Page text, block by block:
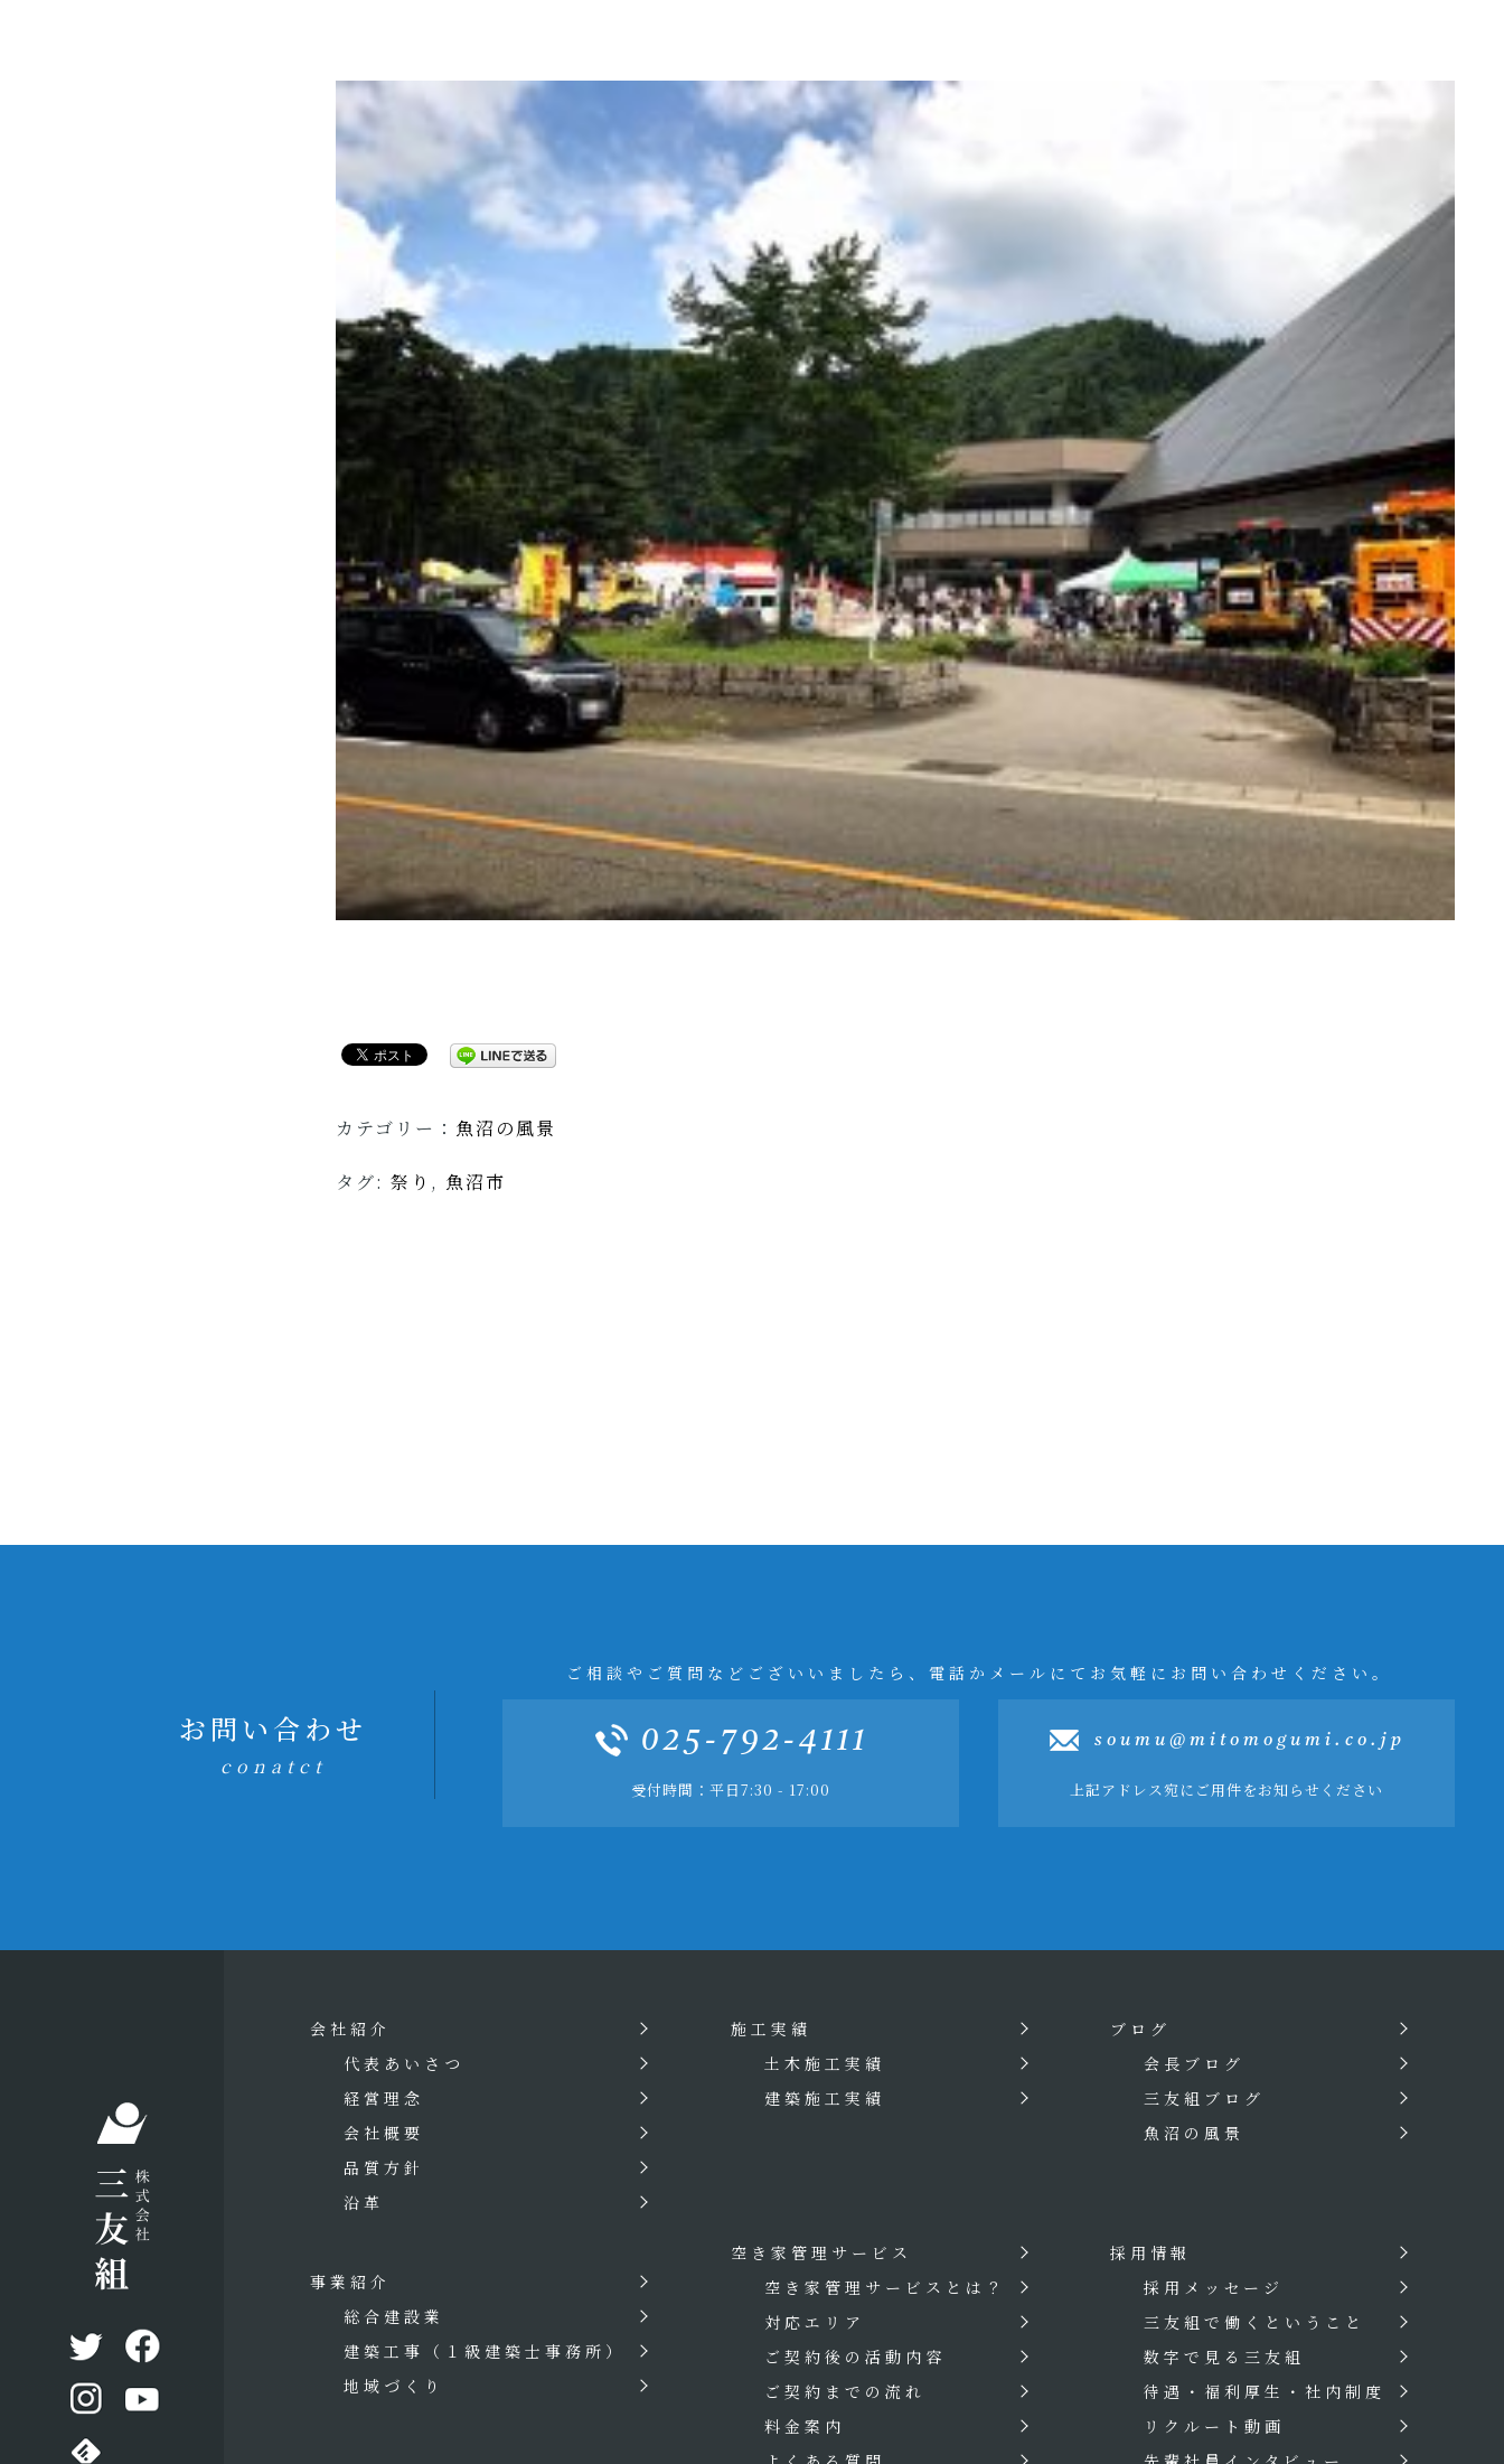
カテゴリー： 魚沼の風景
タグ: 祭り , 魚沼市
お問い合わせ
conatct
ご相談やご質問などございいましたら、電話かメールにてお気軽にお問い合わせください。
025-792-4111
受付時間：平日7:30 - 17:00
soumu@mitomogumi.co.jp
上記アドレス宛にご用件をお知らせください
会社紹介
代表あいさつ
経営理念
会社概要
品質方針
沿革
事業紹介
総合建設業
建築工事
（１級建築士事務所）
地域づくり
施工実績
土木施工実績
建築施工実績
空き家管理サービス
空き家管理サービスとは？
対応エリア
ご契約後の活動内容
ご契約までの流れ
料金案内
ブログ
会長ブログ
三友組ブログ
魚沼の風景
採用情報
採用メッセージ
三友組で働くということ
数字で見る三友組
待遇・福利厚生・社内制度
リクルート動画